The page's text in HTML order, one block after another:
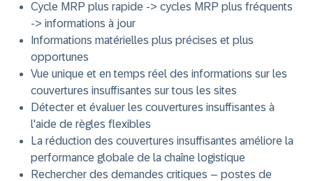
Cycle MRP plus rapide -> cycles MRP plus fréquents
-> informations à jour
Informations matérielles plus précises et plus
opportunes
Vue unique et en temps réel des informations sur les
couvertures insuffisantes sur tous les sites
Détecter et évaluer les couvertures insuffisantes à
l'aide de règles flexibles
La réduction des couvertures insuffisantes améliore la
performance globale de la chaîne logistique
Rechercher des demandes critiques – postes de